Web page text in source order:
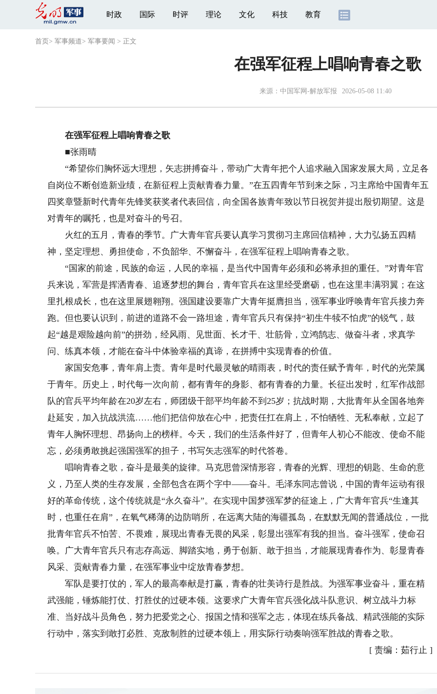
时政 国际 时评 理论 文化 科技 教育
首页 > 军事频道> 军事要闻 > 正文
在强军征程上唱响青春之歌
来源： 中国军网-解放军报 2026-05-08 11:40
在强军征程上唱响青春之歌
■张雨晴
“希望你们胸怀远大理想，矢志拼搏奋斗，带动广大青年把个人追求融入国家发展大局，立足各
自岗位不断创造新业绩，在新征程上贡献青春力量。”在五四青年节到来之际，习主席给中国青年五
四奖章暨新时代青年先锋奖获奖者代表回信，向全国各族青年致以节日祝贺并提出殷切期望。这是
对青年的嘱托，也是对奋斗的号召。
火红的五月，青春的季节。广大青年官兵要认真学习贯彻习主席回信精神，大力弘扬五四精
神，坚定理想、勇担使命，不负韶华、不懈奋斗，在强军征程上唱响青春之歌。
“国家的前途，民族的命运，人民的幸福，是当代中国青年必须和必将承担的重任。”对青年官
兵来说，军营是挥洒青春、追逐梦想的舞台，青年官兵在这里经受磨砺，也在这里丰满羽翼；在这
里扎根成长，也在这里展翅翱翔。强国建设要靠广大青年挺膺担当，强军事业呼唤青年官兵接力奔
跑。但也要认识到，前进的道路不会一路坦途，青年官兵只有保持“初生牛犊不怕虎”的锐气，鼓
起“越是艰险越向前”的拼劲，经风雨、见世面、长才干、壮筋骨，立鸿鹄志、做奋斗者，求真学
问、练真本领，才能在奋斗中体验幸福的真谛，在拼搏中实现青春的价值。
家国安危事，青年肩上责。青年是时代最灵敏的晴雨表，时代的责任赋予青年，时代的光荣属
于青年。历史上，时代每一次向前，都有青年的身影、都有青春的力量。长征出发时，红军作战部
队的官兵平均年龄在20岁左右，师团级干部平均年龄不到25岁；抗战时期，大批青年从全国各地奔
赴延安，加入抗战洪流……他们把信仰放在心中，把责任扛在肩上，不怕牺牲、无私奉献，立起了
青年人胸怀理想、昂扬向上的榜样。今天，我们的生活条件好了，但青年人初心不能改、使命不能
忘，必须勇敢挑起强国强军的担子，书写矢志强军的时代答卷。
唱响青春之歌，奋斗是最美的旋律。马克思曾深情形容，青春的光辉、理想的钥匙、生命的意
义，乃至人类的生存发展，全部包含在两个字中——奋斗。毛泽东同志曾说，中国的青年运动有很
好的革命传统，这个传统就是“永久奋斗”。在实现中国梦强军梦的征途上，广大青年官兵“生逢其
时，也重任在肩”，在氧气稀薄的边防哨所，在远离大陆的海疆孤岛，在默默无闻的普通战位，一批
批青年官兵不怕苦、不畏难，展现出青春无畏的风采，彰显出强军有我的担当。奋斗强军，使命召
唤。广大青年官兵只有志存高远、脚踏实地，勇于创新、敢于担当，才能展现青春作为、彰显青春
风采、贡献青春力量，在强军事业中绽放青春梦想。
军队是要打仗的，军人的最高奉献是打赢，青春的壮美诗行是胜战。为强军事业奋斗，重在精
武强能，锤炼能打仗、打胜仗的过硬本领。这要求广大青年官兵强化战斗队意识、树立战斗力标
准、当好战斗员角色，努力把爱党之心、报国之情和强军之志，体现在练兵备战、精武强能的实际
行动中，落实到敢打必胜、克敌制胜的过硬本领上，用实际行动奏响强军胜战的青春之歌。
[ 责编：茹行止 ]